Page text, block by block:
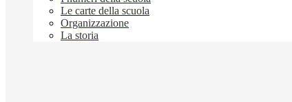
Le carte della scuola
Organizzazione
La storia